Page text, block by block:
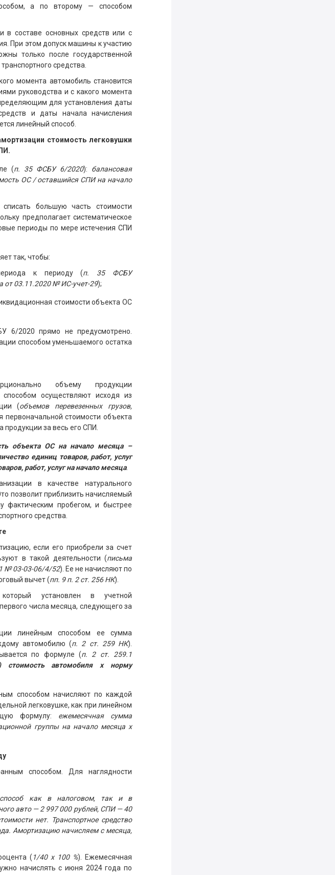
а по второму — способом
в составе основных средств или с
При этом допуск машины к участию
только после государственной
средства.
момента автомобиль становится
руководства и с какого момента
для установления даты
и даты начала начисления
линейный способ.
стоимость легковушки
(п. 35 ФСБУ 6/2020): балансовая
ОС / оставшийся СПИ на начало
большую часть стоимости
предполагает систематическое
периоды по мере истечения СПИ
так, чтобы:
к периоду (п. 35 ФСБУ
от 03.11.2020 № ИС-учет-29);
стоимости объекта ОС
6/2020 прямо не предусмотрено.
способом уменьшаемого остатка
объему продукции
осуществляют исходя из
(объемов перевезенных грузов,
стоимости объекта
за весь его СПИ.
объекта ОС на начало месяца –
единиц товаров, работ, услуг
работ, услуг на начало месяца.
в качестве натурального
позволит приблизить начисляемый
фактическим пробегом, и быстрее
средства.
если его приобрели за счет
в такой деятельности (письма
№ 03-03-06/4/52). Ее не начисляют по
вычет (пп. 9 п. 2 ст. 256 НК).
установлен в учетной
числа месяца, следующего за
линейным способом ее сумма
автомобилю (п. 2 ст. 259 НК).
по формуле (п. 2 ст. 259.1
стоимость автомобиля х норму
способом начисляют по каждой
легковушке, как при линейном
формулу: ежемесячная сумма
группы на начало месяца х
способом. Для наглядности
способ как в налоговом, так и в
авто — 2 997 000 рублей, СПИ — 40
нет. Транспортное средство
Амортизацию начисляем с месяца,
( 1/40 х 100 %). Ежемесячная
начислять с июня 2024 года по